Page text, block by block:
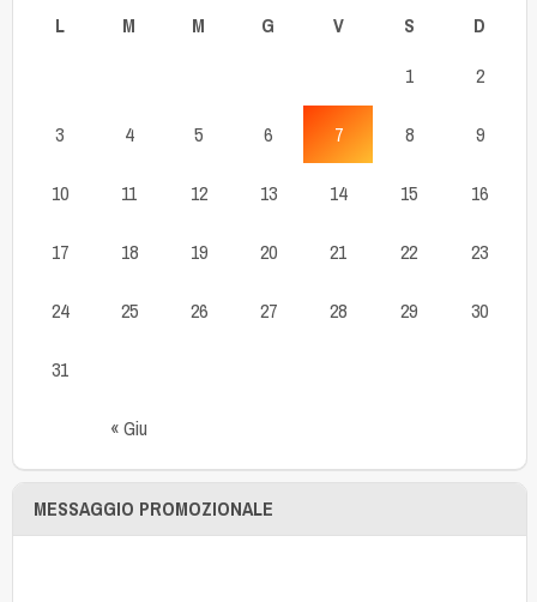
L
M M G V S D
« Giu
1 2
3 4 5 6 7 8 9
10 11 12 13 14 15 16
17 18 19 20 21 22 23
24 25 26 27 28 29 30
31
MESSAGGIO PROMOZIONALE